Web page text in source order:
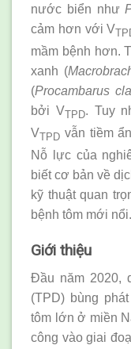
nước biển như
cảm hơn với V
mầm bệnh hơn.
xanh (
(Procambarus
bởi VTPD. Tuy
VTPD vẫn tiềm
Nỗ lực của
biết cơ bản về
kỹ thuật quan
bệnh tôm mới nổi.
Giới thiệu
Đầu năm 2020,
(TPD) bùng
tôm lớn ở miền
công vào giai